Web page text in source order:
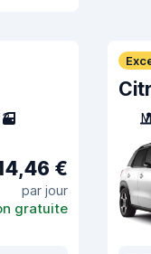
3
€
par jour
gratuite